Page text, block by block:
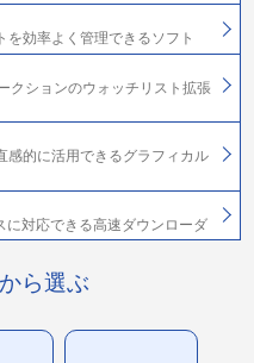
効率よく管理できるソフト
クションのウォッチリスト拡張
感的に活用できるグラフィカル
対応できる高速ダウンローダ
ら選ぶ